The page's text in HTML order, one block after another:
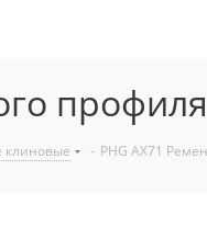
клиновые - PHG AX71